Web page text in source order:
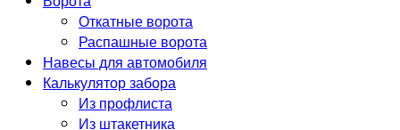
Откатные ворота
Распашные ворота
Навесы для автомобиля
Калькулятор забора
Из профлиста
Из штакетника